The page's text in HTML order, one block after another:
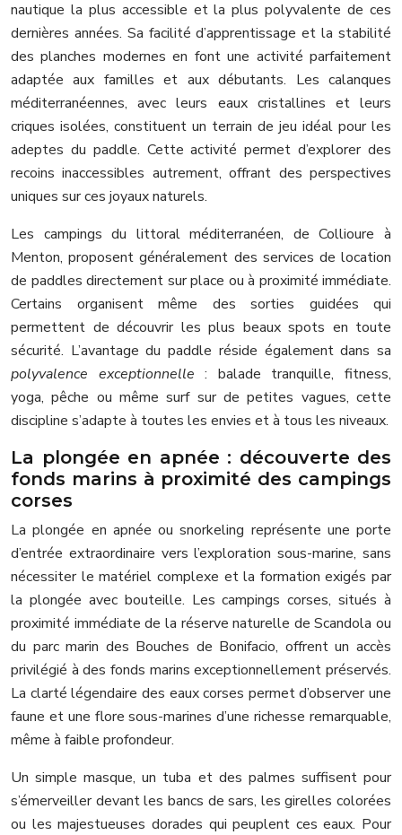
nautique la plus accessible et la plus polyvalente de ces
dernières années. Sa facilité d’apprentissage et la stabilité
des planches modernes en font une activité parfaitement
adaptée aux familles et aux débutants. Les calanques
méditerranéennes, avec leurs eaux cristallines et leurs
criques isolées, constituent un terrain de jeu idéal pour les
adeptes du paddle. Cette activité permet d’explorer des
recoins inaccessibles autrement, offrant des perspectives
uniques sur ces joyaux naturels.
Les campings du littoral méditerranéen, de Collioure à
Menton, proposent généralement des services de location
de paddles directement sur place ou à proximité immédiate.
Certains organisent même des sorties guidées qui
permettent de découvrir les plus beaux spots en toute
sécurité. L’avantage du paddle réside également dans sa
polyvalence exceptionnelle: balade tranquille, fitness,
yoga, pêche ou même surf sur de petites vagues, cette
discipline s’adapte à toutes les envies et à tous les niveaux.
La plongée en apnée : découverte des
fonds marins à proximité des campings
corses
La plongée en apnée ou snorkeling représente une porte
d’entrée extraordinaire vers l’exploration sous-marine, sans
nécessiter le matériel complexe et la formation exigés par
la plongée avec bouteille. Les campings corses, situés à
proximité immédiate de la réserve naturelle de Scandola ou
du parc marin des Bouches de Bonifacio, offrent un accès
privilégié à des fonds marins exceptionnellement préservés.
La clarté légendaire des eaux corses permet d’observer une
faune et une flore sous-marines d’une richesse remarquable,
même à faible profondeur.
Un simple masque, un tuba et des palmes suffisent pour
s’émerveiller devant les bancs de sars, les girelles colorées
ou les majestueuses dorades qui peuplent ces eaux. Pour